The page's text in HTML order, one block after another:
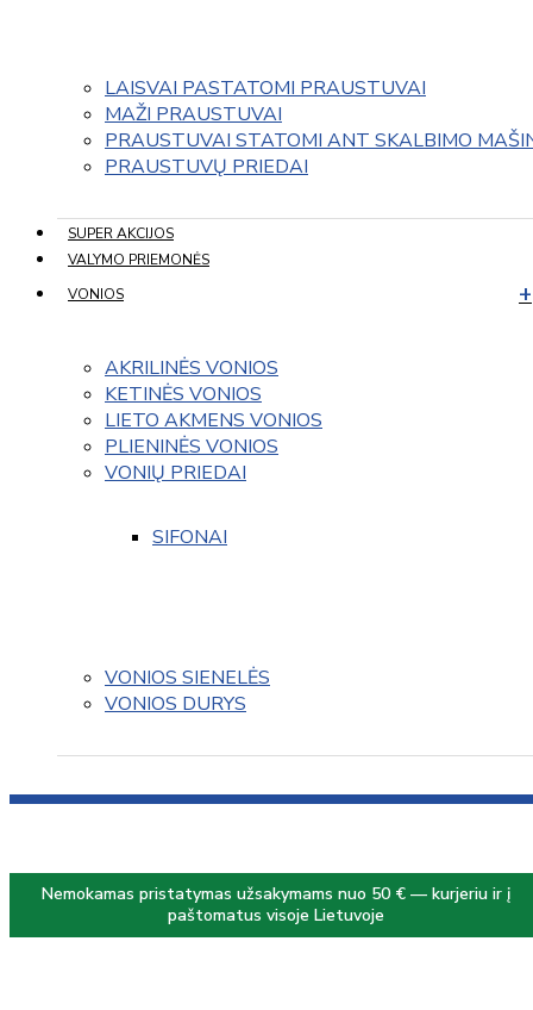
LAISVAI PASTATOMI PRAUSTUVAI
MAŽI PRAUSTUVAI
PRAUSTUVAI STATOMI ANT SKALBIMO
PRAUSTUVŲ PRIEDAI
SUPER AKCIJOS
VALYMO PRIEMONĖS
VONIOS
AKRILINĖS VONIOS
KETINĖS VONIOS
LIETO AKMENS VONIOS
PLIENINĖS VONIOS
VONIŲ PRIEDAI
SIFONAI
VONIOS SIENELĖS
VONIOS DURYS
Nemokamas pristatymas užsakymams nuo 50 € — kurjeriu ir į
paštomatus visoje Lietuvoje